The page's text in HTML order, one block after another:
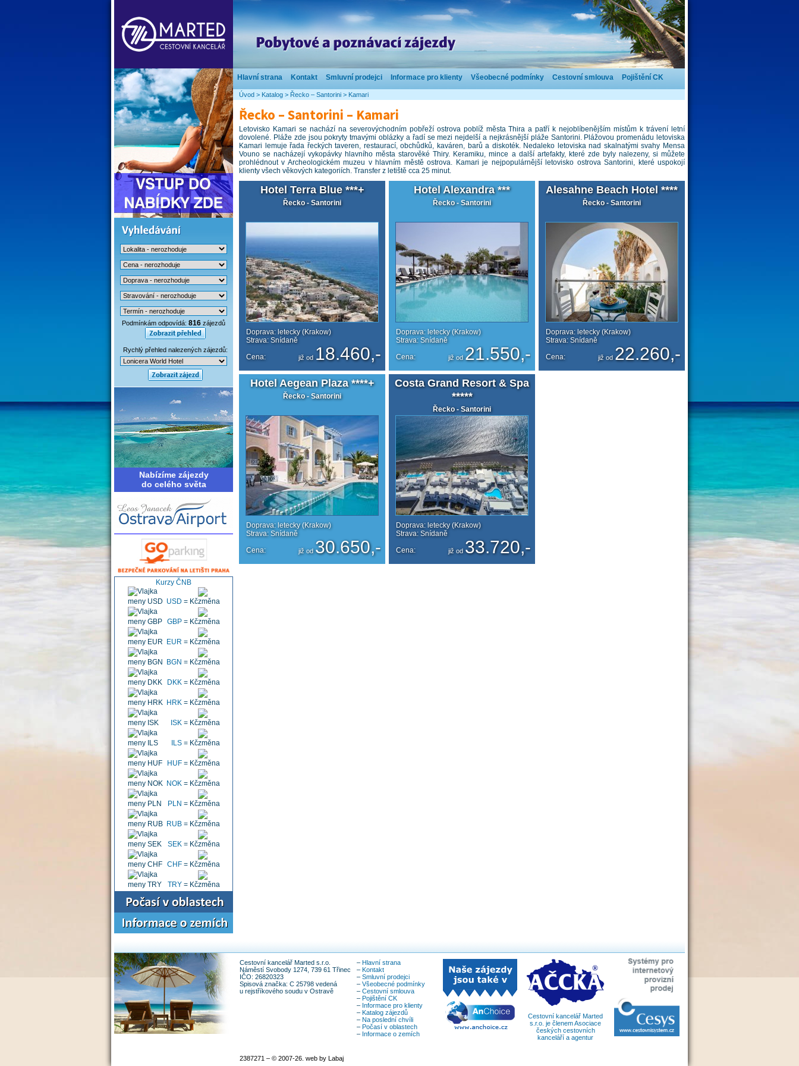
Hlavní strana Kontakt Smluvní prodejci Informace pro klienty Všeobecné podmínky Cestovní smlouva Pojištění CK
Podmínkám odpovídá: 816 zájezdů
Rychlý přehled nalezených zájezdů:
Nabízíme zájezdy
do celého světa
Kurzy ČNB
USD = Kč
GBP= Kč
EUR = Kč
BGN = Kč
DKK= Kč
HRK= Kč
ISK= Kč
ILS= Kč
HUF= Kč
NOK= Kč
PLN = Kč
RUB= Kč
SEK= Kč
CHF= Kč
TRY= Kč
Úvod > Katalog > Řecko – Santorini > Kamari
Řecko – Santorini – Kamari
Letovisko Kamari se nachází na severovýchodním pobřeží ostrova poblíž města Thira a patří k nejoblíbenějším místům k trávení letní
dovolené. Pláže zde jsou pokryty tmavými oblázky a řadí se mezi nejdelší a nejkrásnější pláže Santorini. Plážovou promenádu letoviska
Kamari lemuje řada řeckých taveren, restaurací, obchůdků, kaváren, barů a diskoték. Nedaleko letoviska nad skalnatými svahy Mensa
Vouno se nacházejí vykopávky hlavního města starověké Thiry. Keramiku, mince a další artefakty, které zde byly nalezeny, si můžete
prohlédnout v Archeologickém muzeu v hlavním městě ostrova. Kamari je nejpopulárnější letovisko ostrova Santorini, které uspokojí
klienty všech věkových kategoriích. Transfer z letiště cca 25 minut.
Hotel Terra Blue ***+
Řecko - Santorini
Doprava: letecky (Krakow)
Strava: Snídaně
Cena:
již od 18.460,-
Hotel Alexandra ***
Řecko - Santorini
Doprava: letecky (Krakow)
Strava: Snídaně
Cena:
již od21.550,-
Alesahne Beach Hotel ****
Řecko - Santorini
Doprava: letecky (Krakow)
Strava: Snídaně
Cena:
již od 22.260,-
Hotel Aegean Plaza ****+
Řecko - Santorini
Doprava: letecky (Krakow)
Strava: Snídaně
Cena:
již od30.650,-
Costa Grand Resort & Spa
*****
Řecko - Santorini
Doprava: letecky (Krakow)
Strava: Snídaně
Cena:
již od 33.720,-
Cestovní kancelář Marted s.r.o.
Náměstí Svobody 1274, 739 61 Třinec
IČO: 26820323
Spisová značka: C 25798 vedená
u rejstříkového soudu v Ostravě
2387271 – © 2007-26. web by Labaj
– Hlavní strana
– Kontakt
– Smluvní prodejci
– Všeobecné podmínky
– Cestovní smlouva
– Pojištění CK
– Informace pro klienty
– Katalog zájezdů
– Na poslední chvíli
– Počasí v oblastech
– Informace o zemích
Cestovní kancelář Marted
s.r.o. je členem Asociace
českých cestovních
kanceláří a agentur